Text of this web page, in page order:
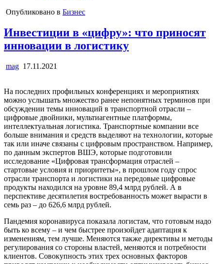
Опубликовано в Бизнес
Инвестиции в «цифру»: что приносят
инновации в логистику
mag 17.11.2021
На последних профильных конференциях и мероприятиях
можно услышать множество ранее непонятных терминов при
обсуждении темы инноваций в транспортной отрасли –
цифровые двойники, мультиагентные платформы,
интеллектуальная логистика. Транспортные компании все
больше внимания и средств выделяют на технологии, которые
так или иначе связаны с цифровым пространством. Например,
по данным экспертов ВШЭ, которые подготовили
исследование «Цифровая трансформация отраслей –
стартовые условия и приоритеты», в прошлом году спрос
отрасли транспорта и логистики на передовые цифровые
продукты находился на уровне 89,4 млрд рублей. А в
перспективе десятилетия востребованность может вырасти в
семь раз – до 626,6 млрд рублей.
Пандемия коронавируса показала логистам, что готовым надо
быть ко всему – и чем быстрее произойдет адаптация к
изменениям, тем лучше. Меняются также директивы и методы
регулирования со стороны властей, меняются и потребности
клиентов. Совокупность этих трех основных факторов